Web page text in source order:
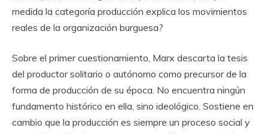
medida la categoría producción explica los movimientos
reales de la organización burguesa?
Sobre el primer cuestionamiento, Marx descarta la tesis
del productor solitario o autónomo como precursor de la
forma de producción de su época. No encuentra ningún
fundamento histórico en ella, sino ideológico. Sostiene en
cambio que la producción es siempre un proceso social y